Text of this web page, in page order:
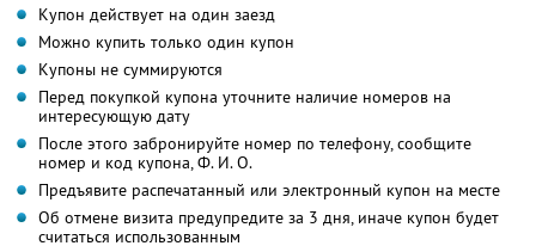
Купон действует на один заезд
Можно купить только один купон
Купоны не суммируются
Перед покупкой купона уточните наличие номеров на
интересующую дату
После этого забронируйте номер по телефону, сообщите
номер и код купона,Ф. И. О.
Предъявите распечатанный или электронный купон на месте
Об отмене визита предупредите за 3 дня, иначе купон будет
считаться использованным